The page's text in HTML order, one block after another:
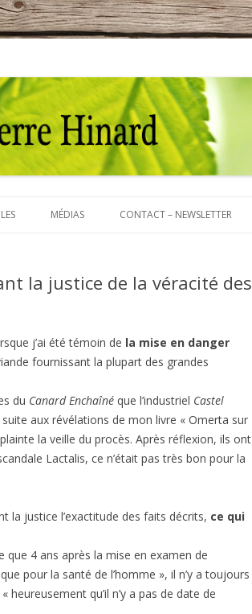
au
MÉDIAS CONTACT – NEWSLETTER
la justice de la véracité des
j’ai été témoin de la mise en danger
fournissant la plupart des grandes
du Canard Enchaîné que l’industriel Castel
aux révélations de mon livre « Omerta sur
la veille du procès. Après réflexion, ils ont
Lactalis, ce n’était pas très bon pour la
la justice l’exactitude des faits décrits, ce qui
que 4 ans après la mise en examen de
pour la santé de l’homme », il n’y a toujours
heureusement qu’il n’y a pas de date de